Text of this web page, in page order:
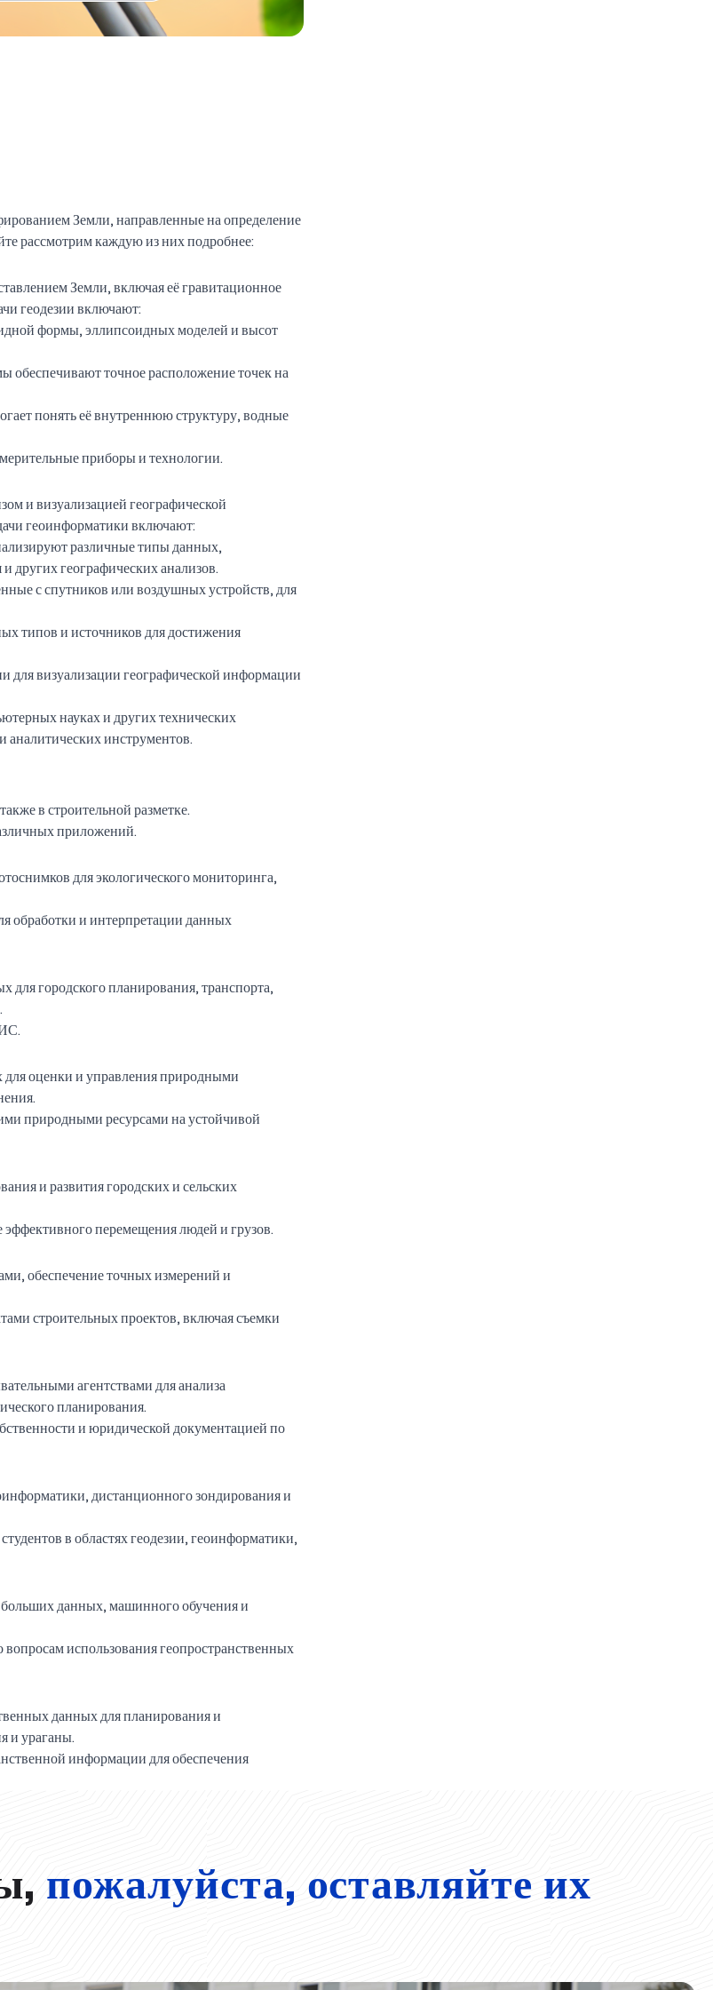
Земли, направленные на определение
рассмотрим каждую из них подробнее:
Земли, включая её гравитационное
геодезии включают:
формы, эллипсоидных моделей и высот
обеспечивают точное расположение точек на
понять её внутреннюю структуру, водные
приборы и технологии.
и визуализацией географической
геоинформатики включают:
различные типы данных,
других географических анализов.
с спутников или воздушных устройств, для
типов и источников для достижения
для визуализации географической информации
науках и других технических
аналитических инструментов.
в строительной разметке.
приложений.
для экологического мониторинга,
обработки и интерпретации данных
для городского планирования, транспорта,
для оценки и управления природными
природными ресурсами на устойчивой
и развития городских и сельских
перемещения людей и грузов.
обеспечение точных измерений и
строительных проектов, включая съемки
агентствами для анализа
планирования.
и юридической документацией по
дистанционного зондирования и
в областях геодезии, геоинформатики,
больших данных, машинного обучения и
вопросам использования геопространственных
данных для планирования и
и ураганы.
информации для обеспечения
пожалуйста, оставляйте их